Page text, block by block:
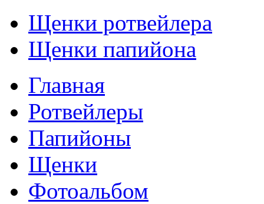
Щенки ротвейлера
Щенки папийона
Главная
Ротвейлеры
Папийоны
Щенки
Фотоальбом